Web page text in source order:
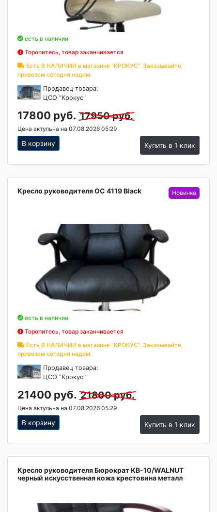
есть в наличии
Торопитесь, товар заканчивается
Есть В НАЛИЧИИ в магазине "КРОКУС". Заказывайте,
привезем сегодня надом.
Продавец товара:
ЦСО "Крокус"
17800 руб. 17950 руб.
Цена актульна на 07.08.2026 05:29
В корзину Купить в 1 клик
Кресло руководителя OC 4119 Black
есть в наличии
Торопитесь, товар заканчивается
Есть В НАЛИЧИИ в магазине "КРОКУС". Заказывайте,
привезем сегодня надом.
Продавец товара:
ЦСО "Крокус"
21400 руб. 21800 руб.
Цена актульна на 07.08.2026 05:29
В корзину Купить в 1 клик
Кресло руководителя Бюрократ KB-10/WALNUT
черный искусственная кожа крестовина металл